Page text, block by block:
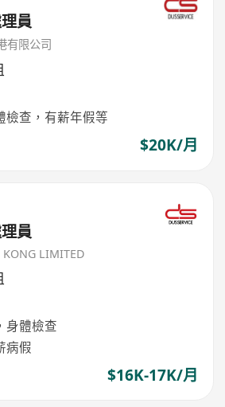
員
有限公司
檢查，有薪年假等
$20K/月
員
KONG LIMITED
身體檢查
病假
$16K-17K/月